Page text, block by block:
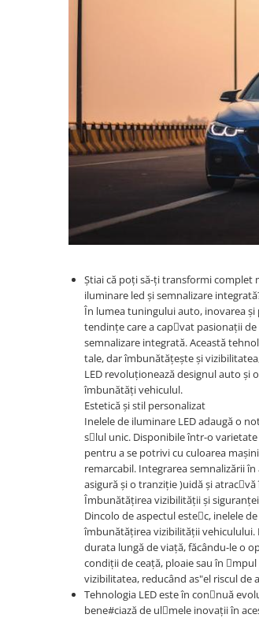
Alte accesorii
Piese exterior
Senzori parcare dedicati
Camere mers inapoi
Capace oglinzi
Kituri reparatie
Dopuri anulare clapete admisie
Garnituri galerie admisie BMW
Kit reparatie faruri
Adaptoare auxiliare
Produse cu discount de pana la
Eleron Portbagaj
Ştiai că poți să-ți transformi complet
iluminare led și semnalizare
În lumea tuningului auto, inovarea și
tendințe care a capvat pasionații
semnalizare integrată. Această
tale, dar îmbunătățește și
LED revoluționează designul auto și
îmbunătăți vehiculul.
Estetică și stil personalizat
Inelele de iluminare LED adaugă o
slul unic. Disponibile într-o
pentru a se potrivi cu culoarea
remarcabil. Integrarea semnalizării
asigură și o tranziție )uidă și
Îmbunătățirea vizibilității și siguranței
Dincolo de aspectul estec, inelele
îmbunătățirea vizibilității vehiculului.
durata lungă de viață, făcându-le o
condiții de ceață, ploaie sau în
vizibilitatea, reducând as"el riscul de
Tehnologia LED este în connuă
bene#ciază de ulmele inovații în